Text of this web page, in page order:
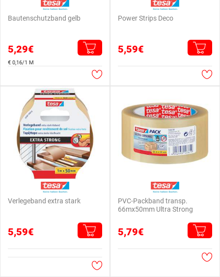
Bautenschutzband gelb
5,29€
€ 0,16/1 M
Power Strips Deco
5,59€
Verlegeband extra stark
5,59€
PVC-Packband transp.
66mx50mm Ultra Strong
5,79€